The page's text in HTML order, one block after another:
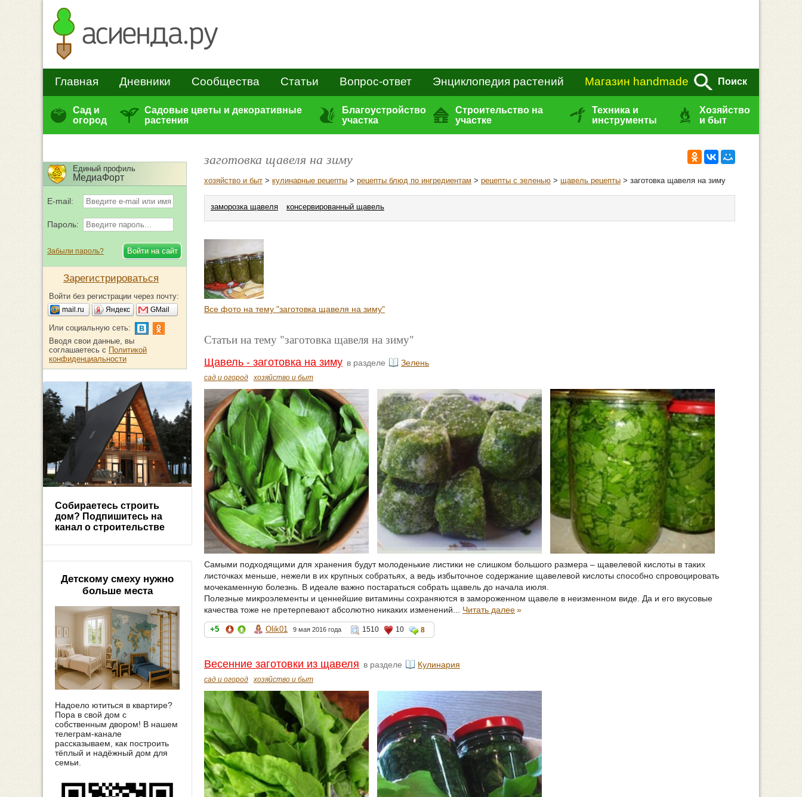
Главная Дневники Сообщества Статьи Вопрос-ответ Энциклопедия растений Магазин handmade Поиск
Сад и
огород
Садовые цветы и декоративные
растения
Благоустройство
участка
Строительство на
участке
Техника и
инструменты
Хозяйство
и быт
заготовка щавеля на зиму
хозяйство и быт > кулинарные рецепты > рецепты блюд по ингредиентам > рецепты с зеленью > щавель рецепты > заготовка щавеля на зиму
заморозка щавеля консервированный щавель
Все фото на тему "заготовка щавеля на зиму"
Статьи на тему "заготовка щавеля на зиму"
Щавель - заготовка на зиму в разделе Зелень
сад и огород хозяйство и быт
Самыми подходящими для хранения будут молоденькие листики не слишком большого размера – щавелевой кислоты в таких
листочках меньше, нежели в их крупных собратьях, а ведь избыточное содержание щавелевой кислоты способно спровоцировать
мочекаменную болезнь. В идеале важно постараться собрать щавель до начала июля.
Полезные микроэлементы и ценнейшие витамины сохраняются в замороженном щавеле в неизменном виде. Да и его вкусовые
качества тоже не претерпевают абсолютно никаких изменений... Читать далее»
+5 Olik01 9 мая 2016 года 1510 10 8
Весенние заготовки из щавеля в разделе Кулинария
сад и огород хозяйство и быт
Единый профиль
МедиаФорт
E-mail:
Пароль:
Забыли пароль?
Зарегистрироваться
Войти без регистрации через почту:
mail.ru Яндекс GMail
Или социальную сеть:
Вводя свои данные, вы
соглашаетесь с Политикой
конфиденциальности
Собираетесь строить
дом? Подпишитесь на
канал о строительстве
Детскому смеху нужно
больше места
Надоело ютиться в квартире?
Пора в свой дом с
собственным двором! В нашем
телеграм-канале
рассказываем, как построить
тёплый и надёжный дом для
семьи.